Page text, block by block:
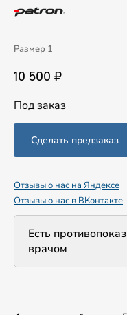
Размер 1
10 500 ₽
Под заказ
Отзывы о нас на Яндексе
Отзывы о нас в ВКонтакте
Есть
врачом